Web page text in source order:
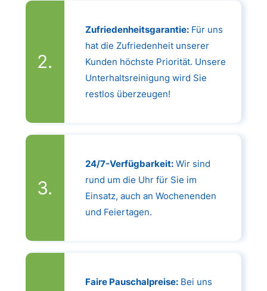
Zufriedenheitsgarantie:Für uns
hat die Zufriedenheit unserer
Kunden höchste Priorität. Unsere
Unterhaltsreinigung wird Sie
restlos überzeugen!
24/7-Verfügbarkeit:Wir sind
rund um die Uhr für Sie im
Einsatz, auch an Wochenenden
und Feiertagen.
Faire Pauschalpreise:Bei uns